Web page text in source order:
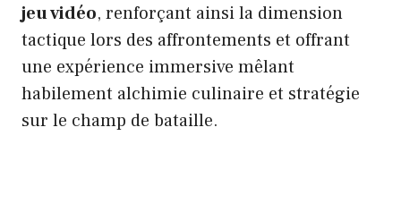
jeu vidéo, renforçant ainsi la dimension
tactique lors des affrontements et offrant
une expérience immersive mêlant
habilement alchimie culinaire et stratégie
sur le champ de bataille.